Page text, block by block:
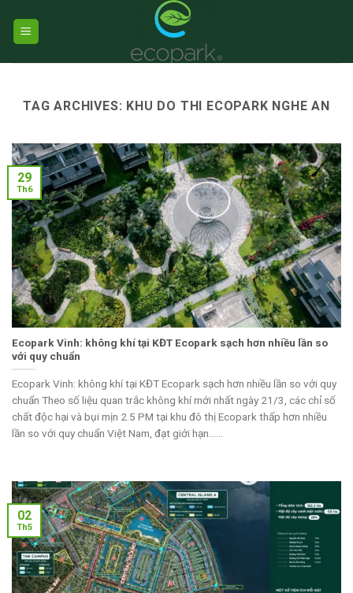
content
TAG ARCHIVES: KHU DO THI ECOPARK NGHE AN
Ecopark Vinh: không khí tại KĐT Ecopark sạch hơn nhiều lần so
với quy chuẩn
Ecopark Vinh: không khí tại KĐT Ecopark sạch hơn nhiều lần so với quy
chuẩn Theo số liệu quan trắc không khí mới nhất ngày 21/3, các chỉ số
chất độc hại và bụi mịn 2.5 PM tại khu đô thị Ecopark thấp hơn nhiều
lần so với quy chuẩn Việt Nam, đạt giới hạn......
29
Th6
02
Th5